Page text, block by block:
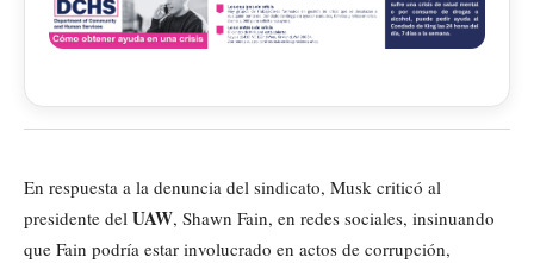
En respuesta a la denuncia del sindicato, Musk criticó al
presidente del UAW, Shawn Fain, en redes sociales, insinuando
que Fain podría estar involucrado en actos de corrupción,